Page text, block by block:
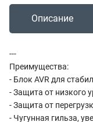
Описание
---
Преимущества:
- Блок AVR для
- Защита от низкого
- Защита от
- Чугунная гильза,